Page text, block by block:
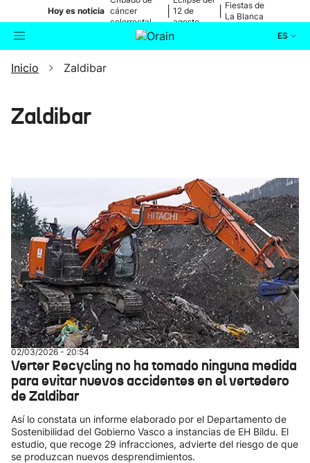
Hoy es noticia cáncer
colorrectal
12 de
agosto
Fiestas de
La Blanca
ES
Buscador
Ikusmiran
Eguraldia
Inicio Zaldibar
Zaldibar
02/03/2026 - 20:54
Verter Recycling no ha tomado ninguna medida
para evitar nuevos accidentes en el vertedero
de Zaldibar
Así lo constata un informe elaborado por el Departamento de
Sostenibilidad del Gobierno Vasco a instancias de EH Bildu. El
estudio, que recoge 29 infracciones, advierte del riesgo de que
se produzcan nuevos desprendimientos.